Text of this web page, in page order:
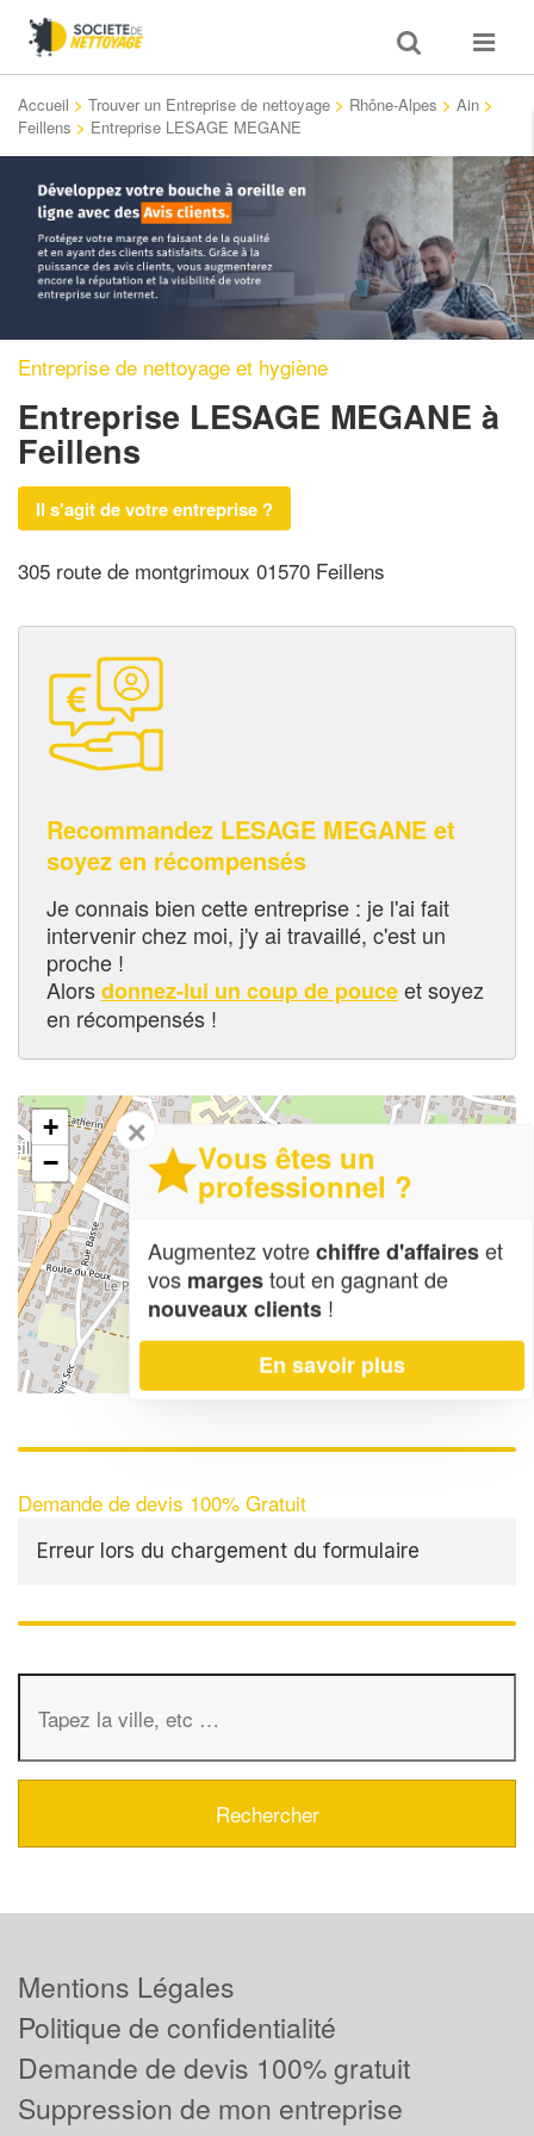
Toggle
search
Toggle
Accueil > Trouver un Entreprise de nettoyage > Rhône-Alpes > Ain >
Feillens > Entreprise LESAGE MEGANE
Entreprise de nettoyage et hygiène
Entreprise LESAGE MEGANE à
Feillens
Il s'agit de votre entreprise ?
305 route de montgrimoux 01570 Feillens
Recommandez LESAGE MEGANE et
soyez en récompensés
Je connais bien cette entreprise : je l'ai fait
intervenir chez moi, j'y ai travaillé, c'est un
proche !
Alorsdonnez-lui un coup de pouceet soyez
en récompensés !
+
−
OpenStreetMap contributors,
Demande de devis 100% Gratuit
Erreur lors du chargement du formulaire
✕
Vous êtes un
professionnel ?
Augmentez votrechiffre d'affaireset
vos margestout en gagnant de
nouveaux clients !
En savoir plus
Mentions Légales
Politique de confidentialité
Demande de devis 100% gratuit
Suppression de mon entreprise